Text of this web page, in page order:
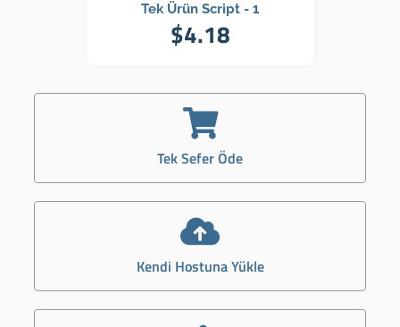
Tek Ürün Script - 1
$4.18
Tek Sefer Öde
Kendi Hostuna Yükle